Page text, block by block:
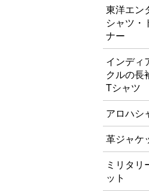
東洋エン
シャツ・
ナー
インディ
クルの長
Tシャツ
アロハシ
革ジャケ
ミリタリ
ット